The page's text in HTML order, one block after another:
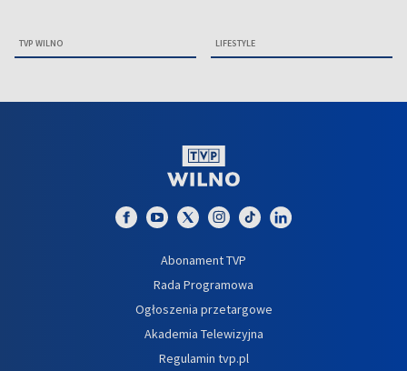
TVP WILNO LIFESTYLE
Abonament TVP
Rada Programowa
Ogłoszenia przetargowe
Akademia Telewizyjna
Regulamin tvp.pl